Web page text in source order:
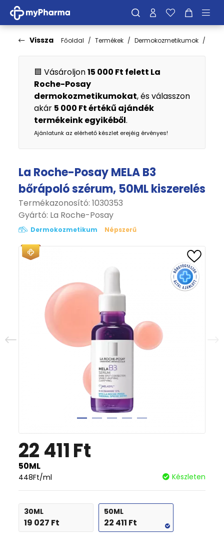
Vissza Főoldal Termékek Dermokozmetikumok
🟦 Vásároljon15 000 Ft felett La
Roche-Posay
dermokozmetikumokat, és válasszon
akár 5 000 Ft értékű ajándék
termékeink egyikéből.
Ajánlatunk az elérhető készlet erejéig érvényes!
La Roche-Posay MELA B3
bőrápoló szérum, 50ML kiszerelés
Termékazonosító: 1030353
Gyártó: La Roche-Posay
Dermokozmetikum Népszerű
22 411Ft
50ML
448Ft/ml Készleten
30ML
19 027 Ft
50ML
22 411 Ft